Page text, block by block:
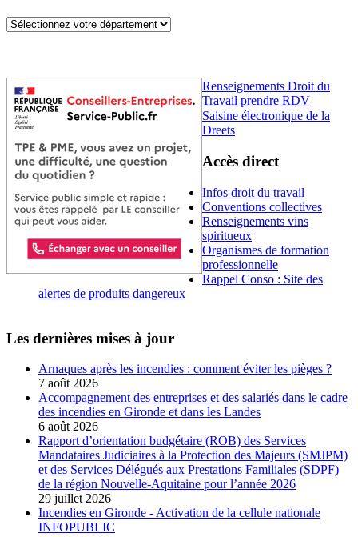
Renseignements Droit du
Travail prendre RDV
Saisine électronique de la
Dreets
Accès direct
Infos droit du travail
Conventions collectives
Renseignements vins
spiritueux
Organismes de formation
professionnelle
Rappel Conso : Site des
alertes de produits dangereux
Les dernières mises à jour
Arnaques après les incendies : comment éviter les pièges ?
7 août 2026
Accompagnement des entreprises et des salariés dans le cadre
des incendies en Gironde et dans les Landes
6 août 2026
Rapport d’orientation budgétaire (ROB) des Services
Mandataires Judiciaires à la Protection des Majeurs (SMJPM)
et des Services Délégués aux Prestations Familiales (SDPF)
de la région Nouvelle-Aquitaine pour l’année 2026
29 juillet 2026
Incendies en Gironde - Activation de la cellule nationale
INFOPUBLIC